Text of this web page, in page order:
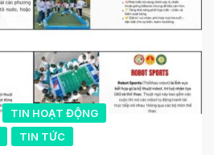
TIN HOẠT ĐỘNG
TIN TỨC